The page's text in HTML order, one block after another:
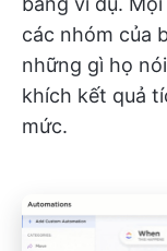
các nhóm của
những gì họ
khích kết quả
mức.